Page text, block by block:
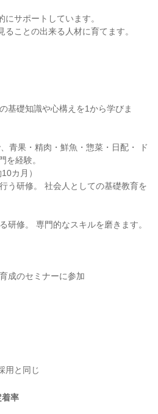
サポートしています。
ことの出来る人材に育てます。
を経験。
カ月）
着率